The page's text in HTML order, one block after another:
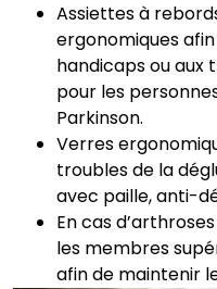
Assiettes à
ergonomiques
handicaps ou aux
pour les
Parkinson.
Verres
troubles de la
avec paille, anti-
En cas
les membres
afin de maintenir